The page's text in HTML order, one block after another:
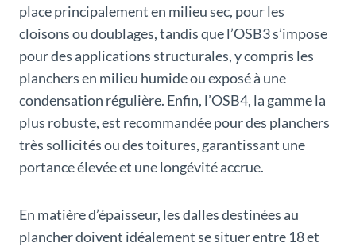
place principalement en milieu sec, pour les
cloisons ou doublages, tandis que l’OSB3 s’impose
pour des applications structurales, y compris les
planchers en milieu humide ou exposé à une
condensation régulière. Enfin, l’OSB4, la gamme la
plus robuste, est recommandée pour des planchers
très sollicités ou des toitures, garantissant une
portance élevée et une longévité accrue.
En matière d’épaisseur, les dalles destinées au
plancher doivent idéalement se situer entre 18 et